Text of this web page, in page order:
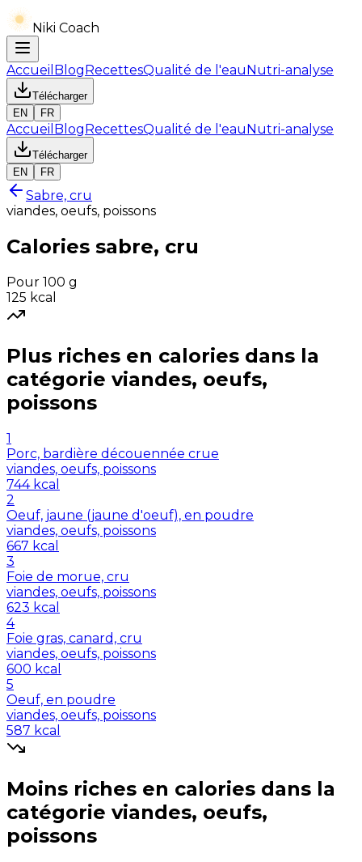
Niki Coach
Accueil BlogRecettesQualité de l'eauNutri-analyse
Télécharger
EN
FR
Accueil BlogRecettesQualité de l'eauNutri-analyse
Télécharger
EN
FR
Sabre, cru
viandes, oeufs, poissons
Calories sabre, cru
Pour 100 g
125 kcal
Plus riches en calories dans la
catégorie viandes, oeufs,
poissons
1
Porc, bardière découennée crue
viandes, oeufs, poissons
744 kcal
2
Oeuf, jaune (jaune d'oeuf), en poudre
viandes, oeufs, poissons
667 kcal
3
Foie de morue, cru
viandes, oeufs, poissons
623 kcal
4
Foie gras, canard, cru
viandes, oeufs, poissons
600 kcal
5
Oeuf, en poudre
viandes, oeufs, poissons
587 kcal
Moins riches en calories dans la
catégorie viandes, oeufs,
poissons